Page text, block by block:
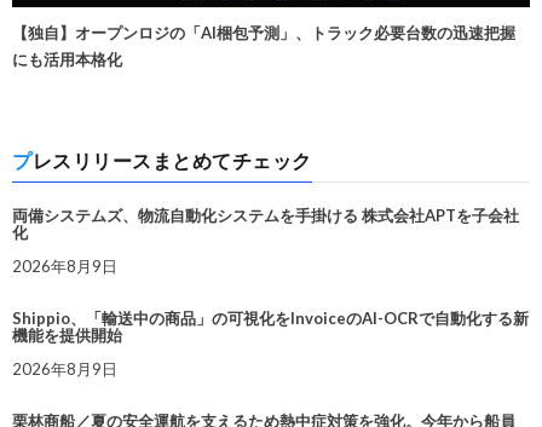
【独自】オープンロジの「AI梱包予測」、トラック必要台数の迅速把握
にも活用本格化
プレスリリースまとめてチェック
両備システムズ、物流自動化システムを手掛ける 株式会社APTを子会社
化
2026年8月9日
Shippio、「輸送中の商品」の可視化をInvoiceのAI-OCRで自動化する新
機能を提供開始
2026年8月9日
栗林商船／夏の安全運航を支えるため熱中症対策を強化。今年から船員